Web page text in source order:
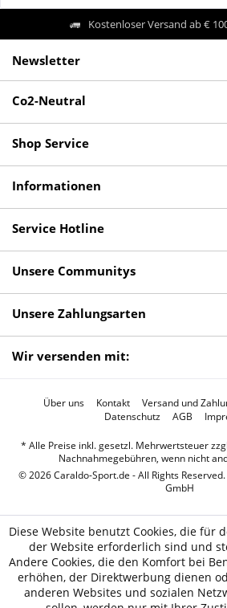
Kostenloser Versand ab €
Newsletter
Co2-Neutral
Shop Service
Informationen
Service Hotline
Unsere Communitys
Unsere Zahlungsarten
Wir versenden mit:
Über uns Kontakt Versand und
Datenschutz
AGB
* Alle Preise inkl. gesetzl. Mehrwertsteuer
Nachnahmegebühren, wenn nicht
© 2026 Caraldo-Sport.de - All Rights
GmbH
Diese Website benutzt Cookies, die für
der Website erforderlich sind und
Andere Cookies, die den Komfort bei
erhöhen, der Direktwerbung dienen
anderen Websites und sozialen